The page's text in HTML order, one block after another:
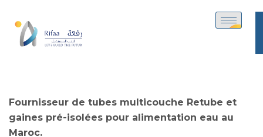
Fournisseur de tubes multicouche Retube et
gaines pré-isolées pour alimentation eau au
Maroc.